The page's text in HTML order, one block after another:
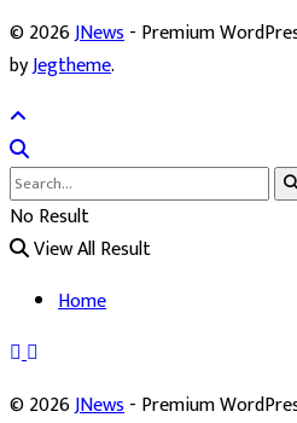
© 2026JNews- Premium
byJegtheme.
No Result
View All Result
Home
© 2026JNews- Premium